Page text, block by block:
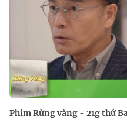
Phim Rừng vàng - 21g thứ